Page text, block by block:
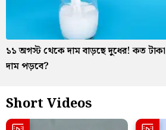
১১ অগস্ট থেকে দাম বাড়ছে দুধের! কত টাকা
দাম পড়বে?
Short Videos